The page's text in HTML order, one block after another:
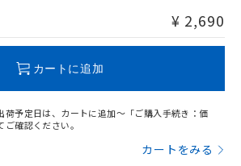
。
¥ 2,690
カートに追加
荷予定日は、カートに追加～「ご購入手続き：価
確認ください。
カートをみる